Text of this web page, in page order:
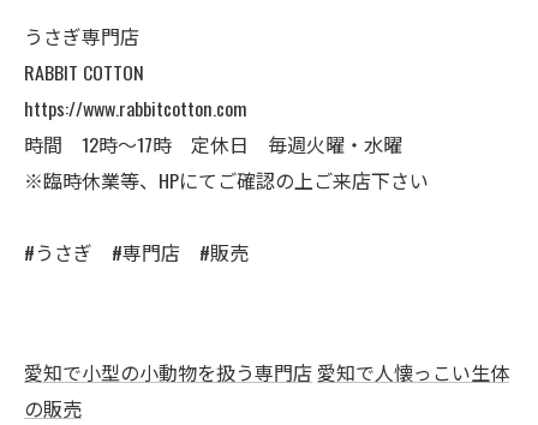
うさぎ専門店
RABBIT COTTON
https://www.rabbitcotton.com
時間 12時〜17時 定休日 毎週火曜・水曜
※臨時休業等、HPにてご確認の上ご来店下さい
#うさぎ #専門店 #販売
愛知で小型の小動物を扱う専門店 愛知で人懐っこい生体
の販売